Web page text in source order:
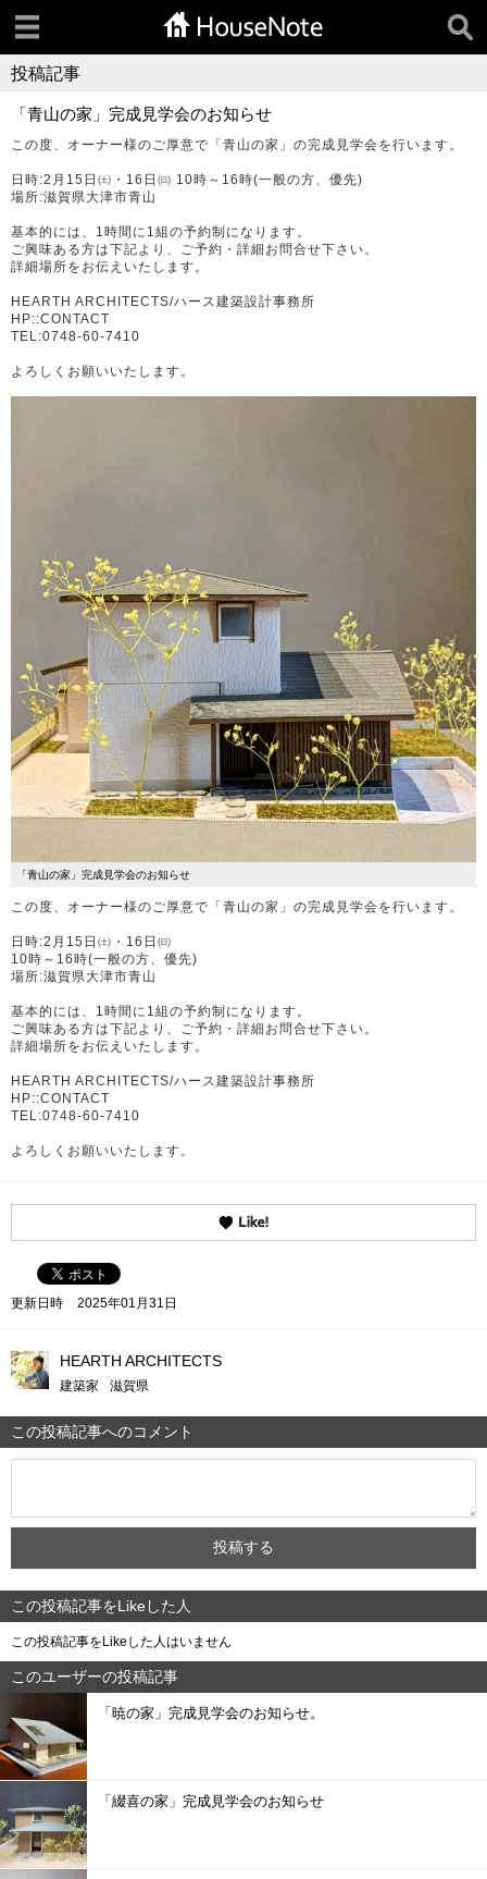
投稿記事
「青山の家」完成見学会のお知らせ
この度、オーナー様のご厚意で「青山の家」の完成見学会を行います。
日時:2月15日㈯・16日㈰ 10時～16時(一般の方、優先)
場所:滋賀県大津市青山
基本的には、1時間に1組の予約制になります。
ご興味ある方は下記より、ご予約・詳細お問合せ下さい。
詳細場所をお伝えいたします。
HEARTH ARCHITECTS/ハース建築設計事務所
HP::CONTACT
TEL:0748-60-7410
よろしくお願いいたします。
「青山の家」完成見学会のお知らせ
この度、オーナー様のご厚意で「青山の家」の完成見学会を行います。
日時:2月15日㈯・16日㈰
10時～16時(一般の方、優先)
場所:滋賀県大津市青山
基本的には、1時間に1組の予約制になります。
ご興味ある方は下記より、ご予約・詳細お問合せ下さい。
詳細場所をお伝えいたします。
HEARTH ARCHITECTS/ハース建築設計事務所
HP::CONTACT
TEL:0748-60-7410
よろしくお願いいたします。
更新日時 2025年01月31日
HEARTH ARCHITECTS
建築家 滋賀県
この投稿記事へのコメント
この投稿記事をLikeした人
この投稿記事をLikeした人はいません
このユーザーの投稿記事
「暁の家」完成見学会のお知らせ。
「綴喜の家」完成見学会のお知らせ